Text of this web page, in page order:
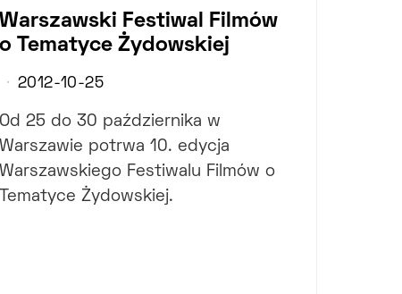
Warszawski Festiwal Filmów
o Tematyce Żydowskiej
2012-10-25
Od 25 do 30 października w
Warszawie potrwa 10. edycja
Warszawskiego Festiwalu Filmów o
Tematyce Żydowskiej.